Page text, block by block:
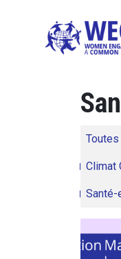
Climat
Santé-